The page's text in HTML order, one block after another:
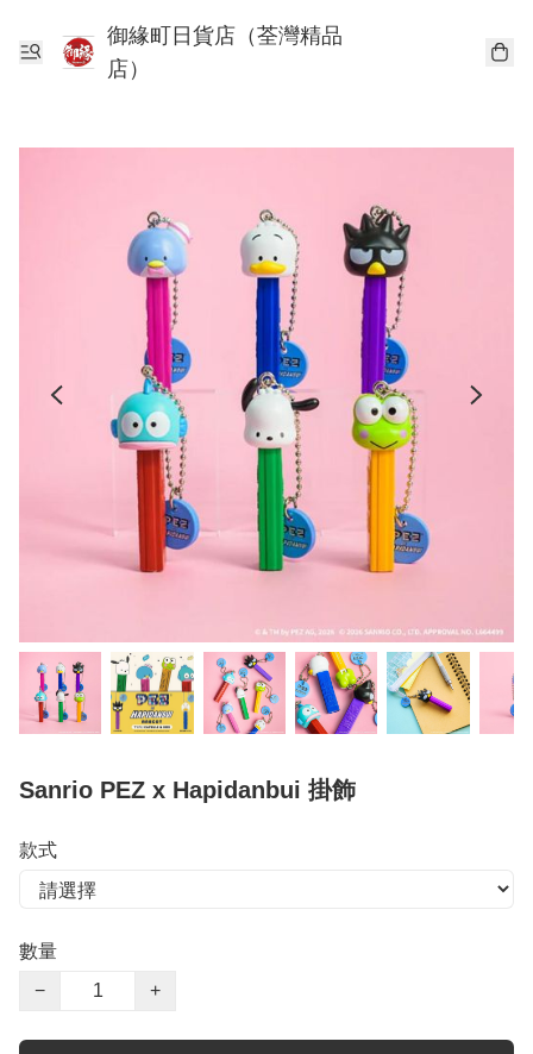
御緣町日貨店（荃灣精品
店）
Sanrio PEZ x Hapidanbui 掛飾
款式
數量
−
+